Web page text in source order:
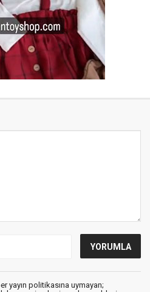
yayın politikasına uymayan;